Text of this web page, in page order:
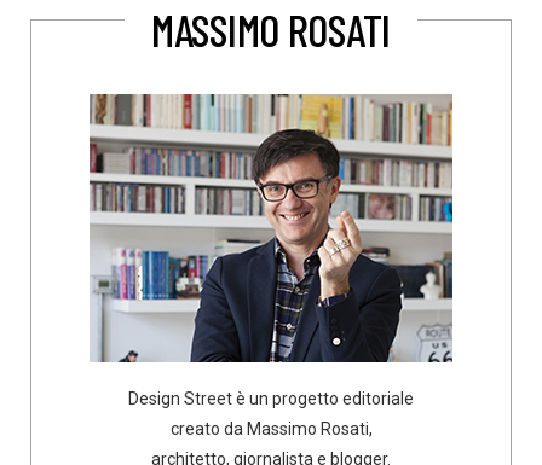
MASSIMO ROSATI
Design Street è un progetto editoriale
creato da Massimo Rosati,
architetto, giornalista e blogger.